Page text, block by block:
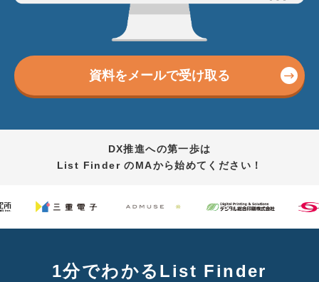
資料をメールで受け取る
DX推進への第一歩は
List Finder のMAから始めてください！
1分でわかるList Finder